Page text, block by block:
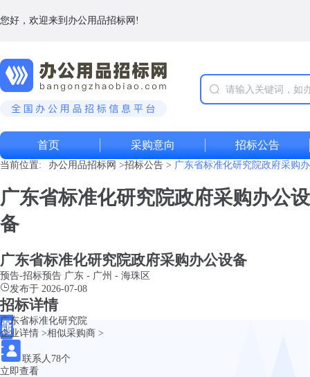
您好，欢迎来到办公用品招标网!
首页 采购意向 招标公告
当前位置: 办公用品招标网 >招标公告 > 广东省标准化研究院政府采购
广东省标准化研究院政府采购办公设
备
广东省标准化研究院政府采购办公设备
预告-招标预告 广东 - 广州 - 海珠区
发布于 2026-07-08
招标详情
广东省标准化研究院
企业详情 >相似采购商 >
联系人 78个
立即查看